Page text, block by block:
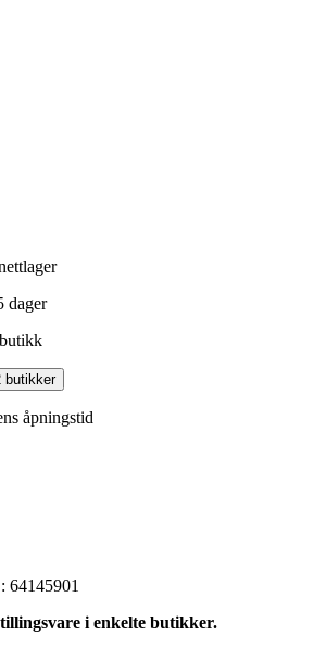
dager
butikker
åpningstid
64145901
i enkelte butikker.